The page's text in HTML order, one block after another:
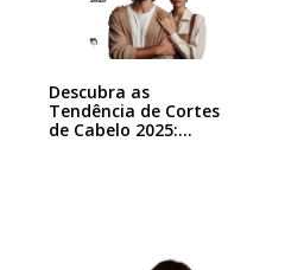
Descubra as
Tendência de Cortes
de Cabelo 2025:…